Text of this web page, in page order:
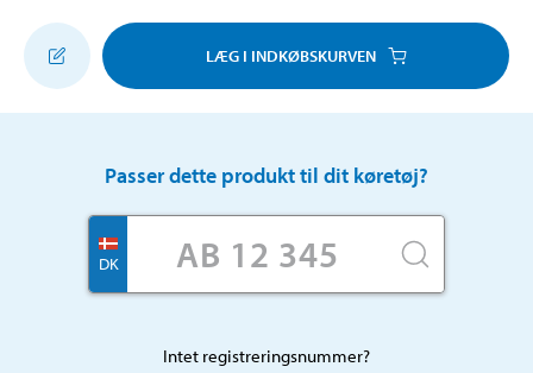
LÆG I INDKØBSKURVEN
Passer dette produkt til dit køretøj?
DK
Intet registreringsnummer?